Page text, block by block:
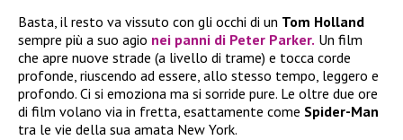
Basta, il resto va vissuto con gli occhi di un Tom Holland
sempre più a suo agio nei panni di Peter Parker. Un film
che apre nuove strade (a livello di trame) e tocca corde
profonde, riuscendo ad essere, allo stesso tempo, leggero e
profondo. Ci si emoziona ma si sorride pure. Le oltre due ore
di film volano via in fretta, esattamente come Spider-Man
tra le vie della sua amata New York.